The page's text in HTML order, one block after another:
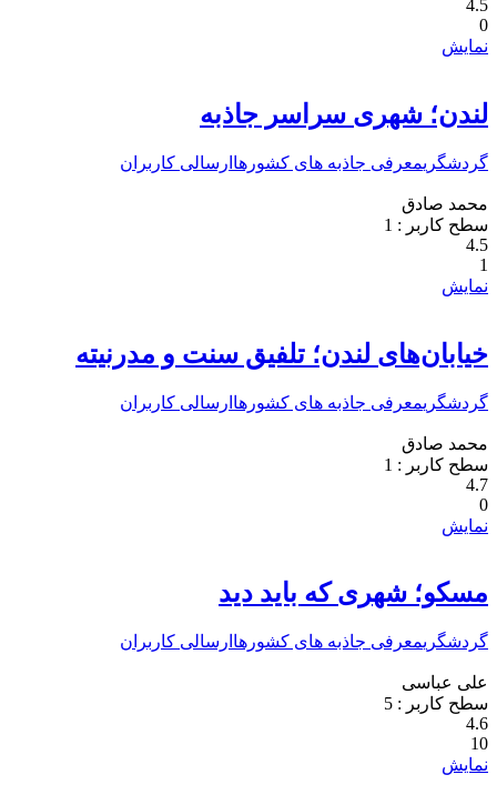
4.5
0
نمایش
لندن؛ شهری سراسر جاذبه
گردشگریمعرفی جاذبه های کشورها ارسالی کاربران
محمد صادق
سطح کاربر : 1
4.5
1
نمایش
خیابان‌های لندن؛ تلفیق سنت و مدرنیته
گردشگریمعرفی جاذبه های کشورها ارسالی کاربران
محمد صادق
سطح کاربر : 1
4.7
0
نمایش
مسکو؛ شهری که باید دید
گردشگریمعرفی جاذبه های کشورها ارسالی کاربران
علی عباسی
سطح کاربر : 5
4.6
10
نمایش